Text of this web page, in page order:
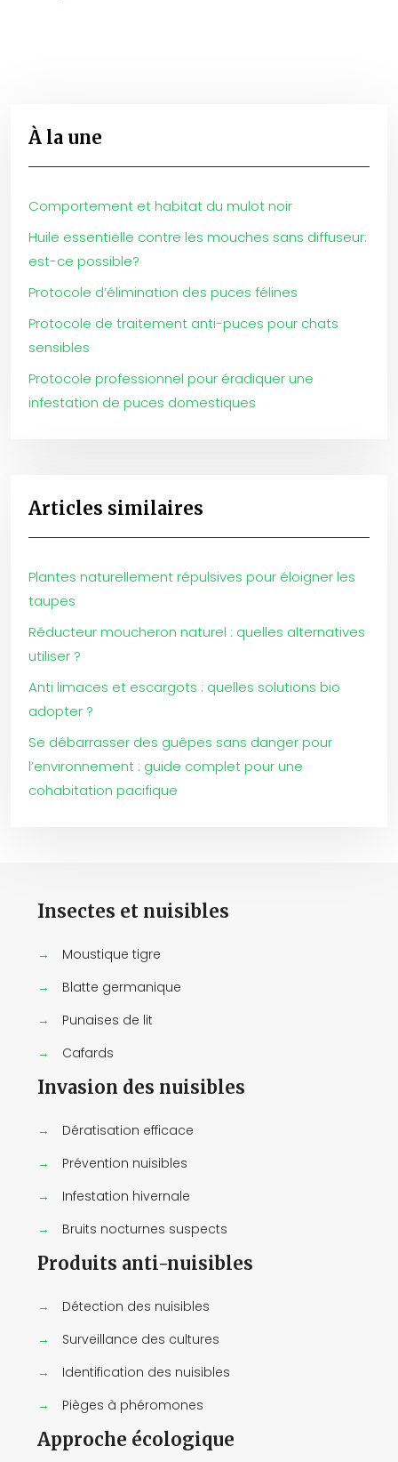
À la une
Comportement et habitat du mulot noir
Huile essentielle contre les mouches sans diffuseur:
est-ce possible?
Protocole d’élimination des puces félines
Protocole de traitement anti-puces pour chats
sensibles
Protocole professionnel pour éradiquer une
infestation de puces domestiques
Articles similaires
Plantes naturellement répulsives pour éloigner les
taupes
Réducteur moucheron naturel : quelles alternatives
utiliser ?
Anti limaces et escargots : quelles solutions bio
adopter ?
Se débarrasser des guêpes sans danger pour
l’environnement : guide complet pour une
cohabitation pacifique
Insectes et nuisibles
→
Moustique tigre
→
Blatte germanique
→
Punaises de lit
→
Cafards
Invasion des nuisibles
→
Dératisation efficace
→
Prévention nuisibles
→
Infestation hivernale
→
Bruits nocturnes suspects
Produits anti-nuisibles
→
Détection des nuisibles
→
Surveillance des cultures
→
Identification des nuisibles
→
Pièges à phéromones
Approche écologique